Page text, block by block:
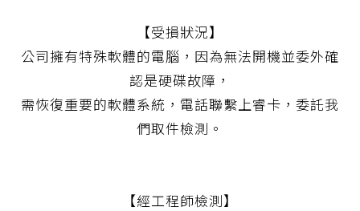
【受損狀況】
公司擁有特殊軟體的電腦，因為無法開機並委外確
認是硬碟故障，
需恢復重要的軟體系統，電話聯繫上睿卡，委託我
們取件檢測。
【經工程師檢測】